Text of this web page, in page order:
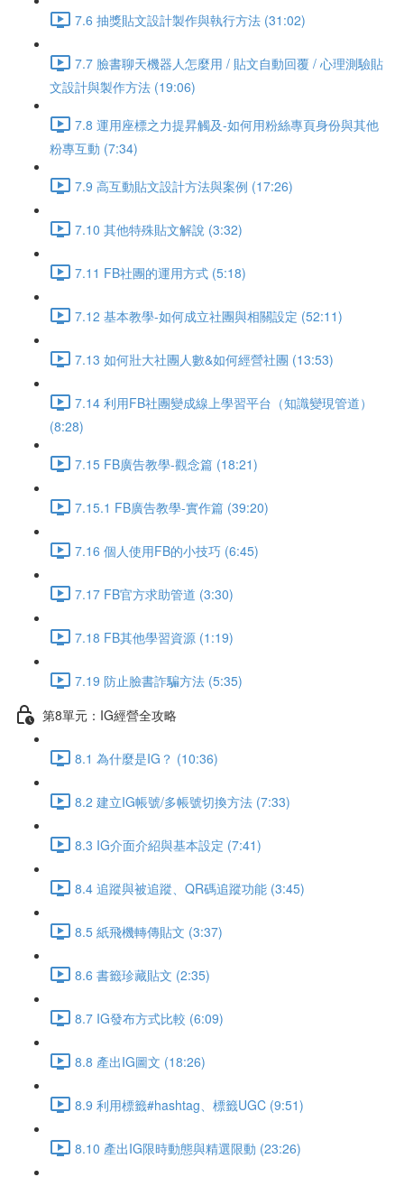
7.6 抽獎貼文設計製作與執行方法 (31:02)
7.7 臉書聊天機器人怎麼用 / 貼文自動回覆 / 心理測驗貼
文設計與製作方法 (19:06)
7.8 運用座標之力提昇觸及-如何用粉絲專頁身份與其他
粉專互動 (7:34)
7.9 高互動貼文設計方法與案例 (17:26)
7.10 其他特殊貼文解說 (3:32)
7.11 FB社團的運用方式 (5:18)
7.12 基本教學-如何成立社團與相關設定 (52:11)
7.13 如何壯大社團人數&如何經營社團 (13:53)
7.14 利用FB社團變成線上學習平台（知識變現管道）
(8:28)
7.15 FB廣告教學-觀念篇 (18:21)
7.15.1 FB廣告教學-實作篇 (39:20)
7.16 個人使用FB的小技巧 (6:45)
7.17 FB官方求助管道 (3:30)
7.18 FB其他學習資源 (1:19)
7.19 防止臉書詐騙方法 (5:35)
第8單元：IG經營全攻略
8.1 為什麼是IG？ (10:36)
8.2 建立IG帳號/多帳號切換方法 (7:33)
8.3 IG介面介紹與基本設定 (7:41)
8.4 追蹤與被追蹤、QR碼追蹤功能 (3:45)
8.5 紙飛機轉傳貼文 (3:37)
8.6 書籤珍藏貼文 (2:35)
8.7 IG發布方式比較 (6:09)
8.8 產出IG圖文 (18:26)
8.9 利用標籤#hashtag、標籤UGC (9:51)
8.10 產出IG限時動態與精選限動 (23:26)